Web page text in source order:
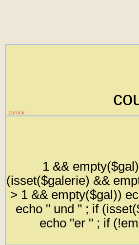
zurück
1 &&
(isset($galerie) &&
> 1 && empty($gal))
echo " und " ; if
echo "er " ; if